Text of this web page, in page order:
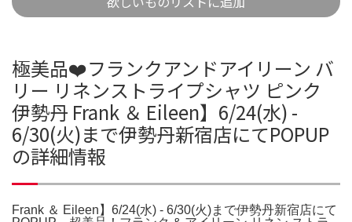
極美品❤️フランクアンドアイリーン バ
リー リネンストライプシャツ ピンク
伊勢丹 Frank ＆ Eileen】6/24(水) -
6/30(火)まで伊勢丹新宿店にてPOPUP
の詳細情報
Frank ＆ Eileen】6/24(水) - 6/30(火)まで伊勢丹新宿店にて